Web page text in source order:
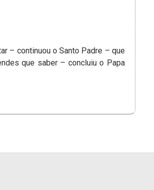
– continuou o Santo Padre – que
que saber – concluiu o Papa